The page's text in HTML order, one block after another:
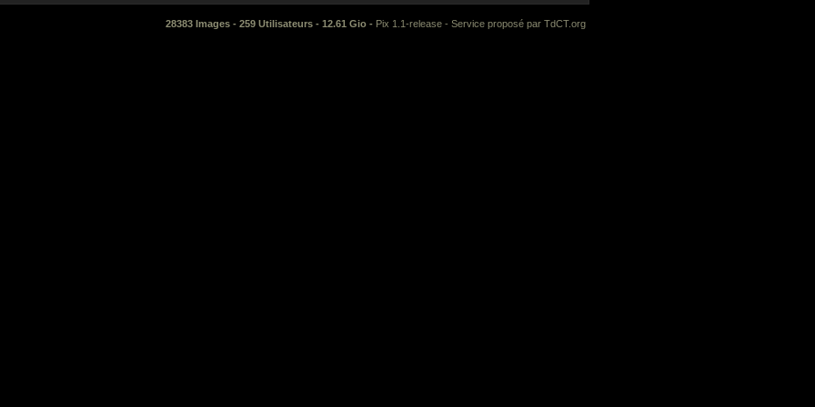
28383 Images - 259 Utilisateurs - 12.61 Gio - Pix 1.1-release - Service proposé par TdCT.org